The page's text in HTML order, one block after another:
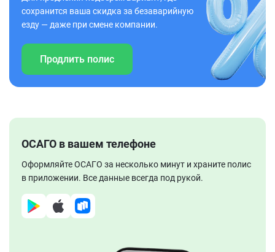
сохранится ваша скидка за безаварийную
езду — даже при смене компании.
Продлить полис
ОСАГО в вашем телефоне
Оформляйте ОСАГО за несколько минут и храните полис
в приложении. Все данные всегда под рукой.